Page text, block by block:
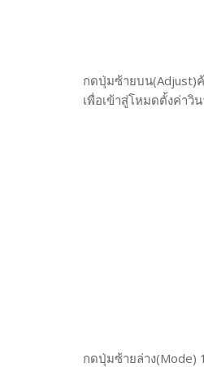
กดปุ่มซ้ายบน(Adjust)
เพื่อเข้าสู่โหมดตั้งค่าวิ
กดปุ่มซ้ายล่าง(Mode)